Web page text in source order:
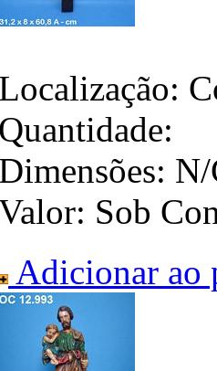
N/
Sob
Adicionar ao